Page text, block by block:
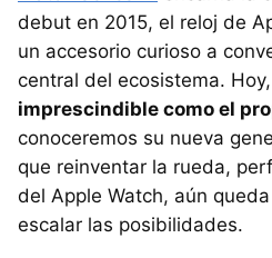
debut en 2015, el reloj de
un accesorio curioso a
central del ecosistema.
imprescindible como el
conoceremos su nueva
que reinventar la rueda,
del Apple Watch, aún
escalar las posibilidades.